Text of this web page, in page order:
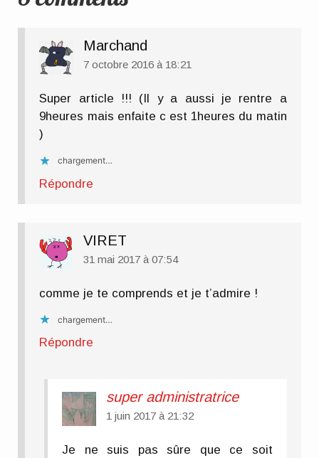
Marchand
7 octobre 2016 à 18:21
Super article !!! (Il y a aussi je rentre a
9heures mais enfaite c est 1heures du matin
)
chargement…
Répondre
VIRET
31 mai 2017 à 07:54
comme je te comprends et je t’admire !
chargement…
Répondre
super administratrice
1 juin 2017 à 21:32
Je ne suis pas sûre que ce soit